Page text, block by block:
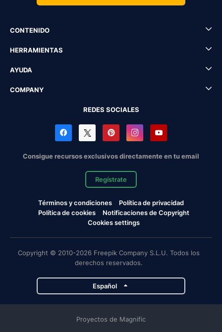
CONTENIDO
HERRAMIENTAS
AYUDA
COMPANY
REDES SOCIALES
Consigue recursos exclusivos directamente en tu email
Regístrate
Términos y condiciones
Política de privacidad
Política de cookies
Notificaciones de Copyright
Cookies settings
Copyright © 2010-2026 Freepik Company S.L.U. Todos los
derechos reservados.
Español
Proyectos de Magnific